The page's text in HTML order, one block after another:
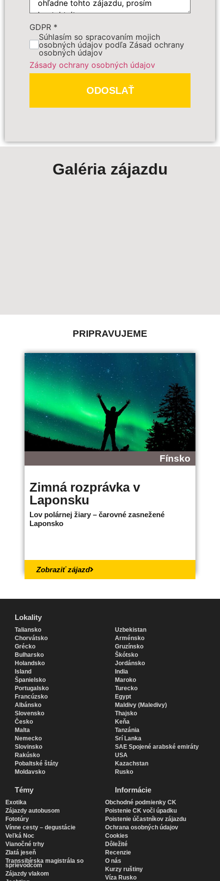
GDPR *
Súhlasím so spracovaním mojich
osobných údajov podľa Zásad ochrany
osobných údajov
Zásady ochrany osobných údajov
ODOSLAŤ
Cena zájazdu
Dôležité:
Galéria zájazdu
PRIPRAVUJEME
Fínsko
Zimná rozprávka v
Laponsku
Lov polárnej žiary – čarovné zasnežené
Laponsko
Zobraziť zájazd
Lokality
Taliansko
Chorvátsko
Grécko
Bulharsko
Holandsko
Island
Španielsko
Portugalsko
Francúzsko
Albánsko
Slovensko
Česko
Malta
Nemecko
Slovinsko
Rakúsko
Pobaltské štáty
Moldavsko
Uzbekistan
Arménsko
Gruzínsko
Škótsko
Jordánsko
India
Maroko
Turecko
Egypt
Maldivy (Maledivy)
Thajsko
Keňa
Tanzánia
Srí Lanka
SAE Spojené arabské emiráty
USA
Kazachstan
Rusko
Témy
Exotika
Zájazdy autobusom
Fototúry
Vínne cesty – degustácie
Veľká Noc
Vianočné trhy
Zlatá jeseň
Transsibírska magistrála so
sprievodcom
Zájazdy vlakom
Informácie
Obchodné podmienky CK
Poistenie CK voči úpadku
Poistenie účastníkov zájazdu
Ochrana osobných údajov
Cookies
Dôležité
Recenzie
O nás
Kurzy ruštiny
Víza Rusko